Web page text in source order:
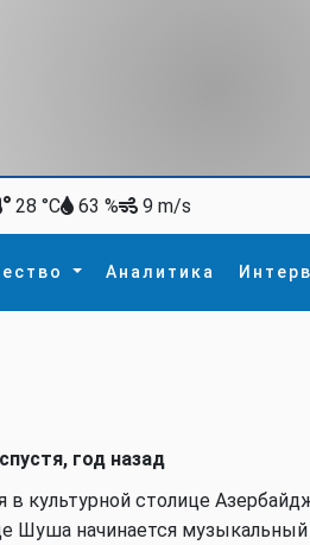
28 °C 63 % 9 m/s
Аналитика
год назад
в культурной столице
Шуша начинается музыкальный